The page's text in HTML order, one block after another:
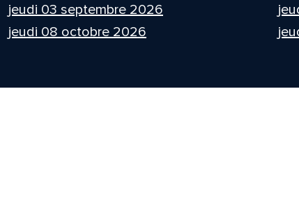
jeudi 03 septembre 2026
jeudi 08 octobre 2026